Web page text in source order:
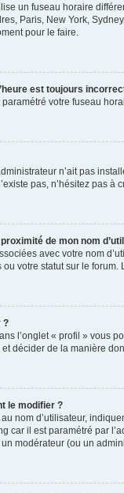
un fuseau horaire
Paris, New York,
pour le faire.
est toujours
votre fuseau
n’ait pas
pas, n’hésitez pas
de mon nom
avec votre nom
votre statut sur le
?
l’onglet « profil » vous
décider de la manière
le modifier ?
nom d’utilisateur,
car il est paramétré par
modérateur (ou un